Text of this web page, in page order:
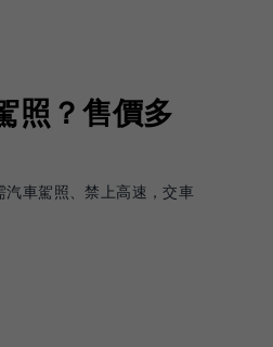
照？售價多
車駕照、禁上高速，交車